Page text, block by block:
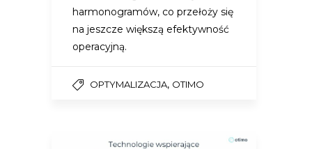
harmonogramów, co przełoży się
na jeszcze większą efektywność
operacyjną.
OPTYMALIZACJA, OTIMO